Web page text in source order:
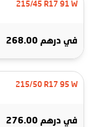
215/45 R17 91 W
في درهم 268.00
215/50 R17 95 W
في درهم 276.00